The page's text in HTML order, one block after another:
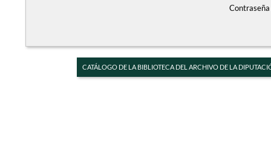
Contraseña
CATÁLOGO DE LA BIBLIOTECA DEL ARCHIVO DE LA